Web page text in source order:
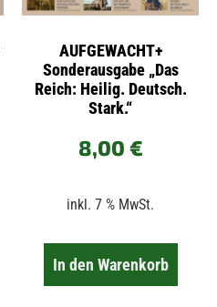
AUFGEWACHT+
Sonderausgabe „Das
Reich: Heilig. Deutsch.
Stark.“
8,00 €
inkl. 7 % MwSt.
In den Warenkorb